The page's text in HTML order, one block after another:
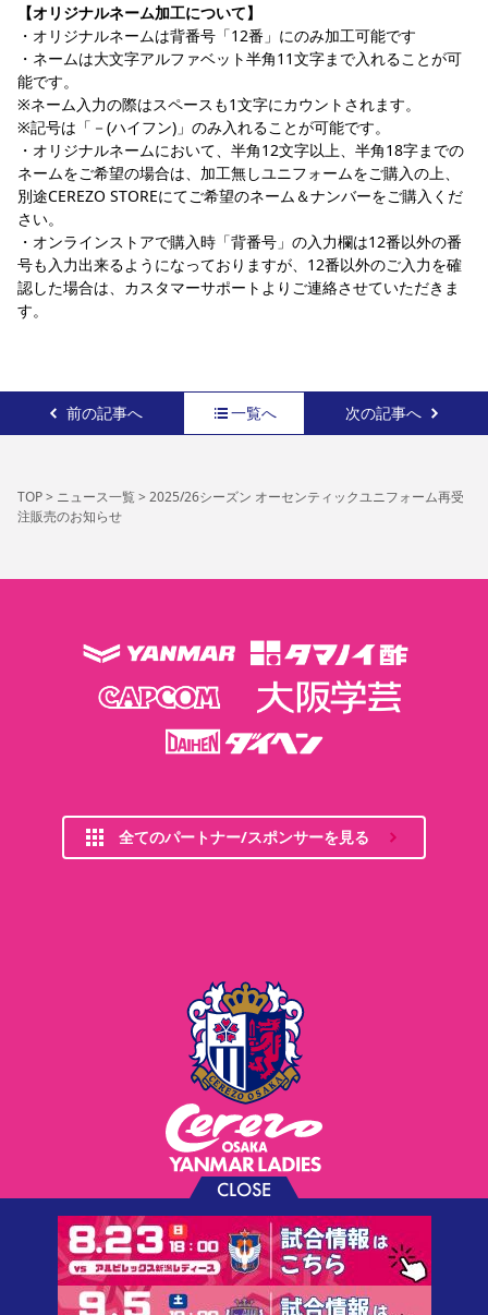
CLOSE
【オリジナルネーム加工について】
・オリジナルネームは背番号「12番」にのみ加工可能です
・ネームは大文字アルファベット半角11文字まで入れることが可
能です。
※ネーム入力の際はスペースも1文字にカウントされます。
※記号は「－(ハイフン)」のみ入れることが可能です。
・オリジナルネームにおいて、半角12文字以上、半角18字までの
ネームをご希望の場合は、加工無しユニフォームをご購入の上、
別途CEREZO STOREにてご希望のネーム＆ナンバーをご購入くだ
さい。
・オンラインストアで購入時「背番号」の入力欄は12番以外の番
号も入力出来るようになっておりますが、12番以外のご入力を確
認した場合は、カスタマーサポートよりご連絡させていただきま
す。
前の記事へ 一覧へ 次の記事へ
TOP> ニュース一覧> 2025/26シーズン オーセンティックユニフォーム再受
注販売のお知らせ
全てのパートナー/スポンサーを見る
お問い合わせプライバシーポリシー ソーシャルメディアポリシー
©CEREZO OSAKA CO.,LTD.